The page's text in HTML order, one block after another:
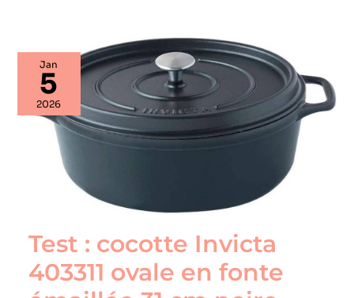
Jan
5
2026
Test : cocotte Invicta
403311 ovale en fonte
Test
:
cocotte
Invicta
403311
ovale
fonte
émaillée